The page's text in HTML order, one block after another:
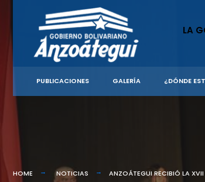
content
LA
PUBLICACIONES GALERÍA ¿DÓNDE
HOME NOTICIAS ANZOÁTEGUI RECIBIÓ LA XVII